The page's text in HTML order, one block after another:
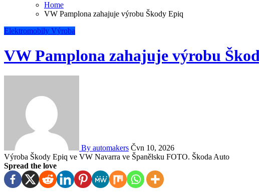
Home
VW Pamplona zahajuje výrobu Škody Epiq
Elektromobily Výroba
VW Pamplona zahajuje výrobu
By automakers Čvn 10, 2026
Výroba Škody Epiq ve VW Navarra ve Španělsku FOTO. Škoda Auto
Spread the love